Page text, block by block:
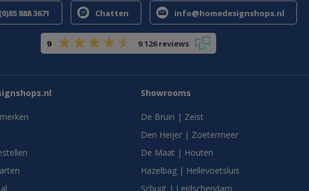
888 3671 Chatten info@homedesignshops.nl
9 9.126 reviews
Showrooms
De Bruin | Zeist
Den Heijer | Zoetermeer
De Maat | Houten
Hazelbag | Hellevoetsluis
Schuijt | Leidschendam